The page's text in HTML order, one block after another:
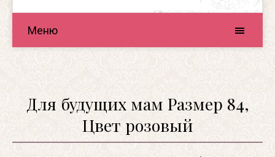
Меню
Для будущих мам Размер 84,
Цвет розовый